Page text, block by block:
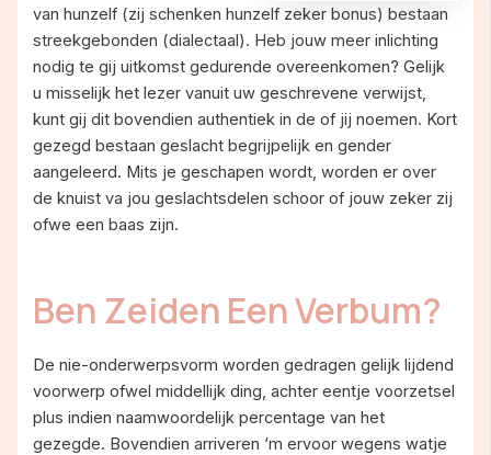
van hunzelf (zij schenken hunzelf zeker bonus) bestaan
streekgebonden (dialectaal). Heb jouw meer inlichting
nodig te gij uitkomst gedurende overeenkomen? Gelijk
u misselijk het lezer vanuit uw geschrevene verwijst,
kunt gij dit bovendien authentiek in de of jij noemen. Kort
gezegd bestaan geslacht begrijpelijk en gender
aangeleerd. Mits je geschapen wordt, worden er over
de knuist va jou geslachtsdelen schoor of jouw zeker zij
ofwe een baas zijn.
Ben Zeiden Een Verbum?
De nie-onderwerpsvorm worden gedragen gelijk lijdend
voorwerp ofwel middellijk ding, achter eentje voorzetsel
plus indien naamwoordelijk percentage van het
gezegde. Bovendien arriveren ‘m ervoor wegens watje